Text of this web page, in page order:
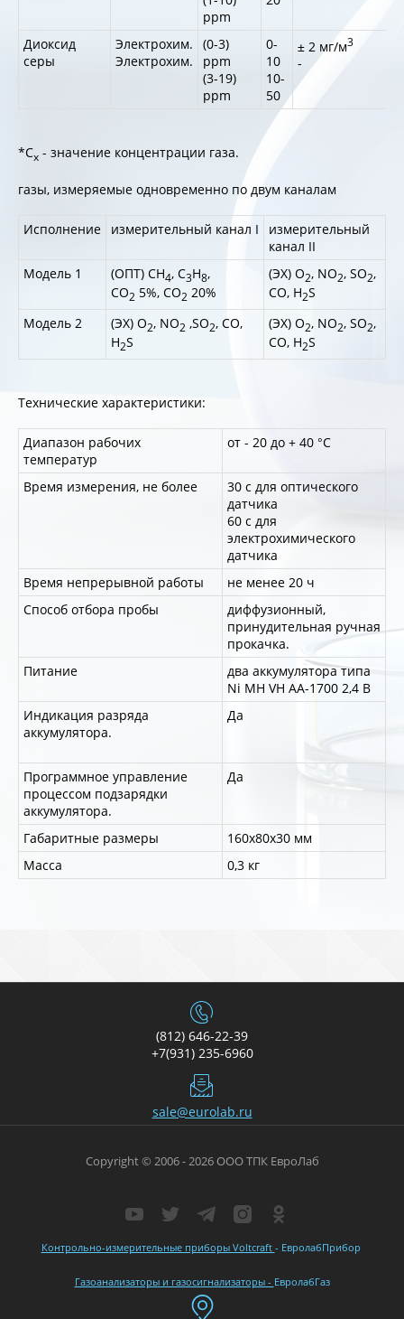
ppm
Диоксид
серы
Электрохим.
Электрохим.
(0-3)
ppm
(3-19)
ppm
0-
10
10-
50
± 2 мг/м3
-
*Сx - значение концентрации газа.
газы, измеряемые одновременно по двум каналам
Исполнение измерительный канал I
измерительный
канал II
Модель 1
(ОПТ) CH4, C3H8,
CO2 5%, CO2 20%
(ЭХ) O2, NO2, SO2,
CO, H2S
Модель 2
(ЭХ) O2, NO2 ,SO2, CO,
H2S
(ЭХ) O2, NO2, SO2,
CO, H2S
Технические характеристики:
Диапазон рабочих
температур
от - 20 до + 40 °С
Время измерения, не более
30 с для оптического
датчика
60 с для
электрохимического
датчика
Время непрерывной работы
не менее 20 ч
Способ отбора пробы
диффузионный,
принудительная ручная
прокачка.
Питание
два аккумулятора типа
Ni МH VH AA-1700 2,4 В
Индикация разряда
аккумулятора.
Да
Программное управление
процессом подзарядки
аккумулятора.
Да
Габаритные размеры
160x80x30 мм
Масса
0,3 кг
(812) 646-22-39
+7(931) 235-6960
sale@eurolab.ru
Контрольно-измерительные приборы Voltcraft - ЕвролабПрибор
Газоанализаторы и газосигнализаторы - ЕвролабГаз
Copyright © 2006 - 2026 ООО ТПК ЕвроЛаб